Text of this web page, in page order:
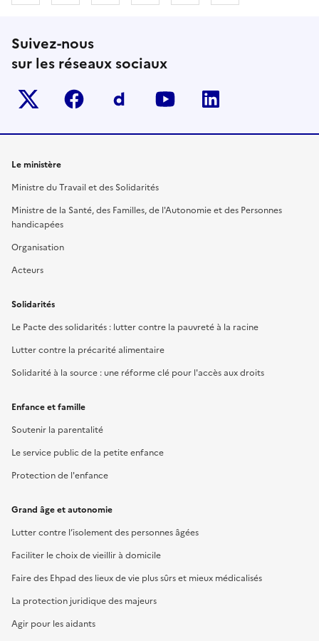
Suivez-nous
sur les réseaux sociaux
Twitter-x facebook Dailymotion
youtube
Le ministère
Ministre du Travail et des Solidarités
Ministre de la Santé, des Familles, de l'Autonomie et des Personnes
handicapées
Organisation
Acteurs
Solidarités
Le Pacte des solidarités : lutter contre la pauvreté à la racine
Lutter contre la précarité alimentaire
Solidarité à la source : une réforme clé pour l'accès aux droits
Enfance et famille
Soutenir la parentalité
Le service public de la petite enfance
Protection de l'enfance
Grand âge et autonomie
Lutter contre l’isolement des personnes âgées
Faciliter le choix de vieillir à domicile
Faire des Ehpad des lieux de vie plus sûrs et mieux médicalisés
La protection juridique des majeurs
Agir pour les aidants